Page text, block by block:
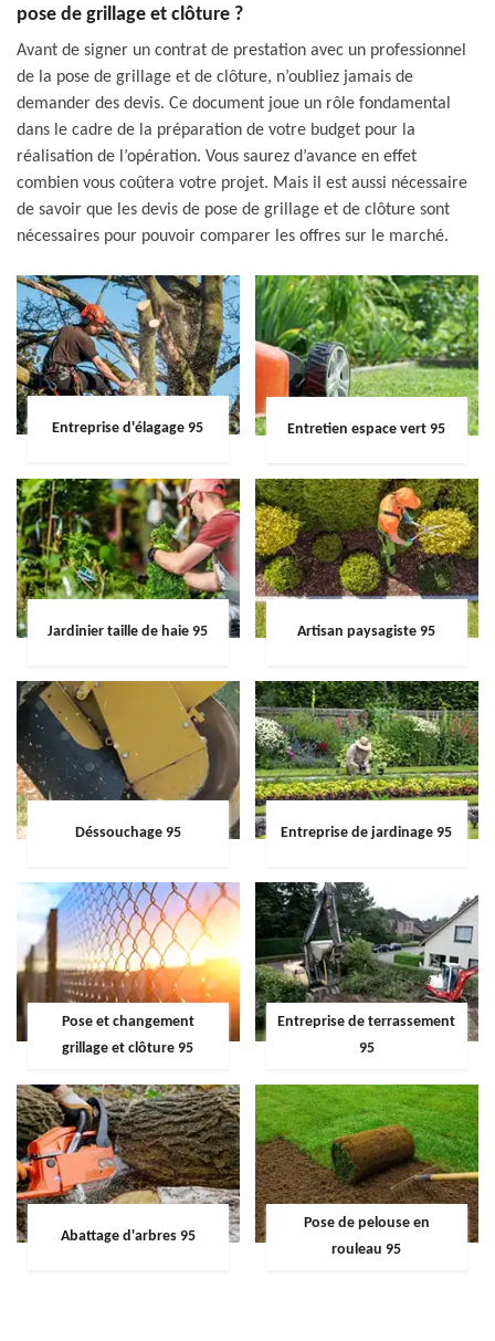
pose de grillage et clôture ?
Avant de signer un contrat de prestation avec un professionnel
de la pose de grillage et de clôture, n’oubliez jamais de
demander des devis. Ce document joue un rôle fondamental
dans le cadre de la préparation de votre budget pour la
réalisation de l’opération. Vous saurez d’avance en effet
combien vous coûtera votre projet. Mais il est aussi nécessaire
de savoir que les devis de pose de grillage et de clôture sont
nécessaires pour pouvoir comparer les offres sur le marché.
Entreprise d'élagage 95 Entretien espace vert 95
Jardinier taille de haie 95 Artisan paysagiste 95
Déssouchage 95 Entreprise de jardinage 95
Pose et changement
grillage et clôture 95
Entreprise de terrassement
95
Abattage d'arbres 95
Pose de pelouse en
rouleau 95